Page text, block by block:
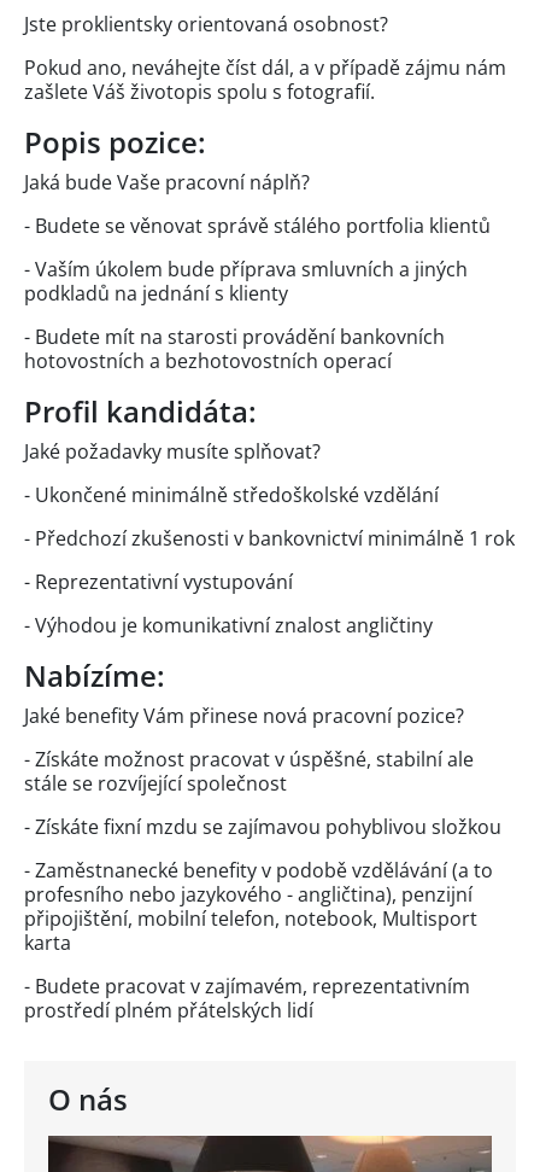
O nás
Jste proklientsky orientovaná osobnost?
Pokud ano, neváhejte číst dál, a v případě zájmu nám
zašlete Váš životopis spolu s fotografií.
Popis pozice:
Jaká bude Vaše pracovní náplň?
- Budete se věnovat správě stálého portfolia klientů
- Vaším úkolem bude příprava smluvních a jiných
podkladů na jednání s klienty
- Budete mít na starosti provádění bankovních
hotovostních a bezhotovostních operací
Profil kandidáta:
Jaké požadavky musíte splňovat?
- Ukončené minimálně středoškolské vzdělání
- Předchozí zkušenosti v bankovnictví minimálně 1 rok
- Reprezentativní vystupování
- Výhodou je komunikativní znalost angličtiny
Nabízíme:
Jaké benefity Vám přinese nová pracovní pozice?
- Získáte možnost pracovat v úspěšné, stabilní ale
stále se rozvíjející společnost
- Získáte fixní mzdu se zajímavou pohyblivou složkou
- Zaměstnanecké benefity v podobě vzdělávání (a to
profesního nebo jazykového - angličtina), penzijní
připojištění, mobilní telefon, notebook, Multisport
karta
- Budete pracovat v zajímavém, reprezentativním
prostředí plném přátelských lidí